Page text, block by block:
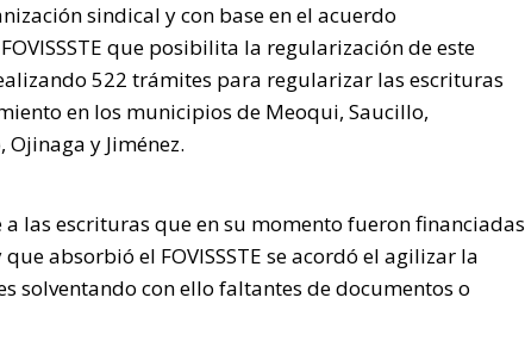
sindical y con base en el acuerdo
que posibilita la regularización de este
522 trámites para regularizar las escrituras
en los municipios de Meoqui, Saucillo,
y Jiménez.
a las escrituras que en su momento fueron financiadas
absorbió el FOVISSSTE se acordó el agilizar la
solventando con ello faltantes de documentos o